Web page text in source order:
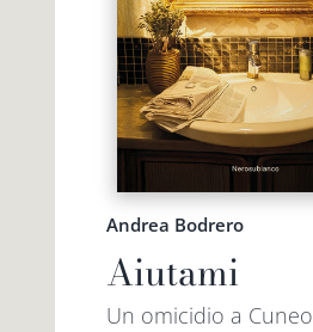
Andrea Bodrero
Aiutami
Un omicidio a Cuneo